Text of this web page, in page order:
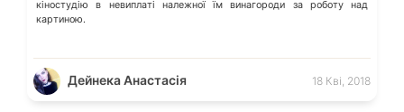
кіностудію в невиплаті належної їм винагороди за роботу над
картиною.
Дейнека Анастасiя 18 Кві, 2018